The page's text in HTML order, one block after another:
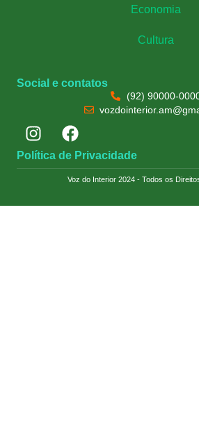
Economia
Cultura
Social e contatos
(92) 90000-
Política de Privacidade
Voz do Interior 2024 - Todos os